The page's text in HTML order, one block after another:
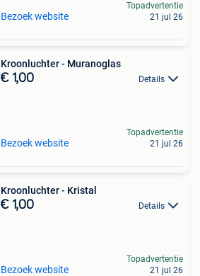
Bezoek website
Topadvertentie
21 jul 26
Kroonluchter - Muranoglas
€ 1,00 Details
Bezoek website
Topadvertentie
21 jul 26
Kroonluchter - Kristal
€ 1,00 Details
Bezoek website
Topadvertentie
21 jul 26